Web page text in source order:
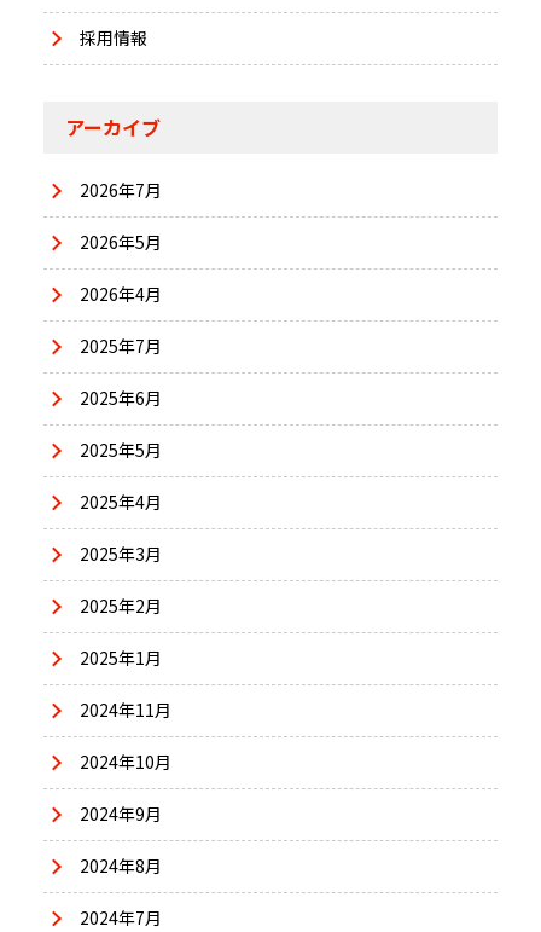
採用情報
アーカイブ
2026年7月
2026年5月
2026年4月
2025年7月
2025年6月
2025年5月
2025年4月
2025年3月
2025年2月
2025年1月
2024年11月
2024年10月
2024年9月
2024年8月
2024年7月